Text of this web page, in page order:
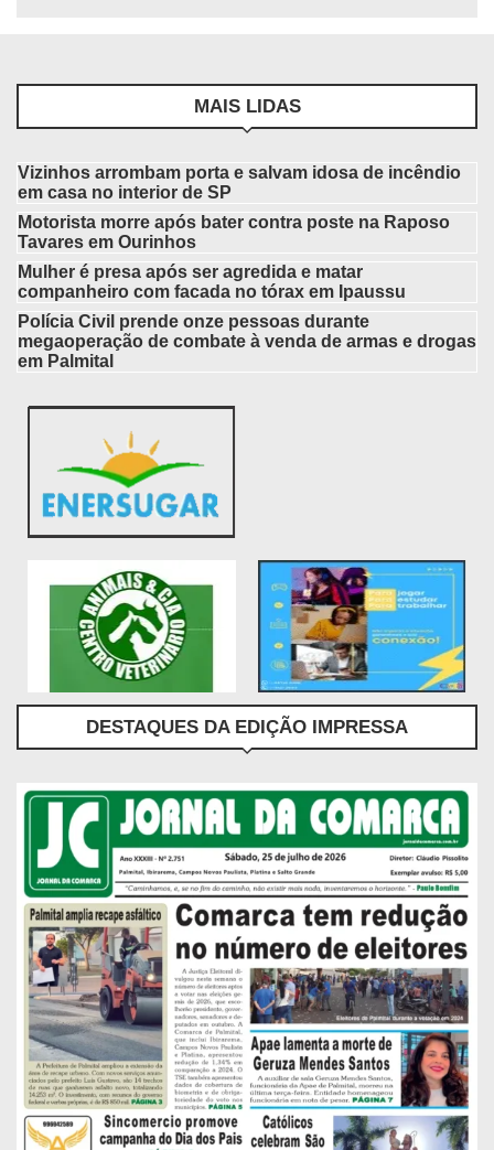
MAIS LIDAS
Vizinhos arrombam porta e salvam idosa de incêndio
em casa no interior de SP
Motorista morre após bater contra poste na Raposo
Tavares em Ourinhos
Mulher é presa após ser agredida e matar
companheiro com facada no tórax em Ipaussu
Polícia Civil prende onze pessoas durante
megaoperação de combate à venda de armas e drogas
em Palmital
DESTAQUES DA EDIÇÃO IMPRESSA